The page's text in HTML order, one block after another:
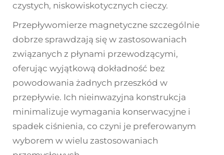
czystych, niskowiskotycznych cieczy.
Przepływomierze magnetyczne szczególnie
dobrze sprawdzają się w zastosowaniach
związanych z płynami przewodzącymi,
oferując wyjątkową dokładność bez
powodowania żadnych przeszkód w
przepływie. Ich nieinwazyjna konstrukcja
minimalizuje wymagania konserwacyjne i
spadek ciśnienia, co czyni je preferowanym
wyborem w wielu zastosowaniach